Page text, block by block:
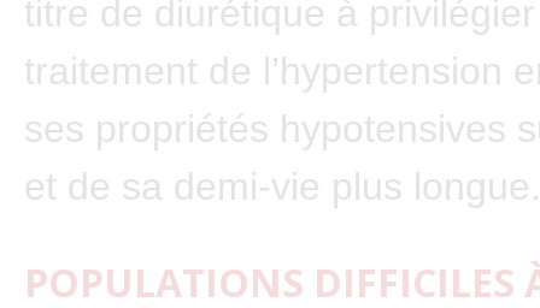
titre de diurétique à
traitement de l’hypertension
ses propriétés hypotensives
et de sa demi-vie plus longue.
POPULATIONS DIFFICILES